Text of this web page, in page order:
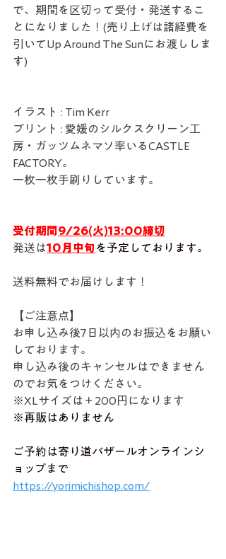
で、期間を区切って受付・発送するこ
とになりました！(売り上げは諸経費を
引いてUp Around The Sunにお渡ししま
す)
イラスト : Tim Kerr
プリント : 愛媛のシルクスクリーン工
房・ガッツムネマソ率いるCASTLE
FACTORY。
一枚一枚手刷りしています。
受付期間 9/26(火)13:00締切
発送は10月中旬を予定しております。
送料無料でお届けします！
【ご注意点】
お申し込み後7日以内のお振込をお願い
しております。
申し込み後のキャンセルはできません
のでお気をつけください。
※XLサイズは＋200円になります
※再販はありません
ご予約は寄り道バザールオンラインシ
ョップまで
https://yorimichishop.com/